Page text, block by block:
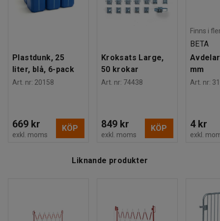
Montering
Levereras omonterad
DGUV Regel 108-007
Plastdunk, 25
liter, blå, 6-pack
Art. nr: 20158
669 kr
exkl. moms
KÖP
Kroksats Large,
50 krokar
Art. nr: 74438
849 kr
exkl. moms
KÖP
Finns i
BETA
mm
Art. nr:
4 kr
exkl.
Liknande produkter